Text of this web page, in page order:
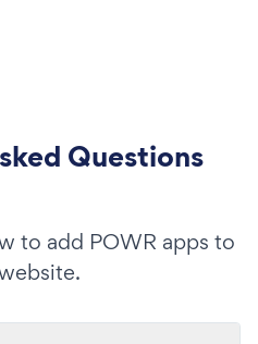
Questions
to add POWR apps to